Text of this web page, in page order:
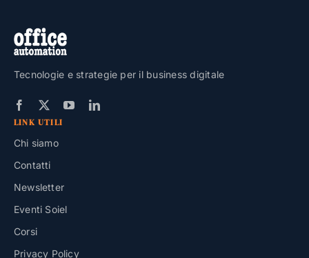
Tecnologie e strategie per il business digitale
LINK UTILI
Chi siamo
Contatti
Newsletter
Eventi Soiel
Corsi
Privacy Policy